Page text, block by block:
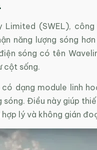
Limited (SWEL),
năng lượng sóng
sóng có tên
cột sống.
có dạng module linh
sóng. Điều này giúp
lý và không gián